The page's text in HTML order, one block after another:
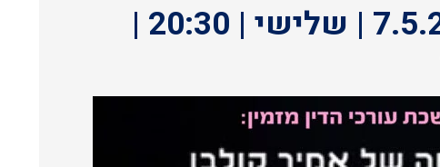
ככה | קולבן דאנס | 7.5.24 | שלישי | 20:30 |